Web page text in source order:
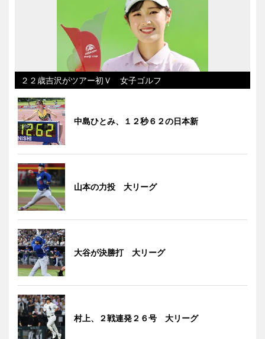
２２歳吉沢がツアー初Ｖ 女子ゴルフ
中島ひとみ、１２秒６２の日本新
山本の力投 大リーグ
大谷が決勝打 大リーグ
村上、２戦連発２６号 大リーグ